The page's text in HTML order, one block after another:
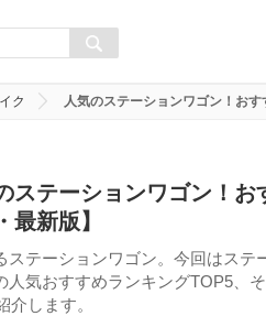
ク 人気のステーションワゴン！お
ステーションワゴン！お
最新版】
ステーションワゴン。今回はステ
人気おすすめランキングTOP5、
介します。